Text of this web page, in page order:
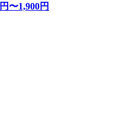
円〜1,900円